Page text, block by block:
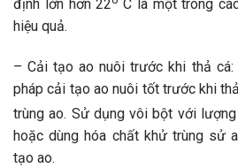
định lớn hơn 22
C là một trong
hiệu quả.
– Cải tạo ao nuôi trước khi thả cá:
pháp cải tạo ao nuôi tốt trước khi
trùng ao. Sử dụng vôi bột với
hoặc dùng hóa chất khử trùng sử
tạo ao.